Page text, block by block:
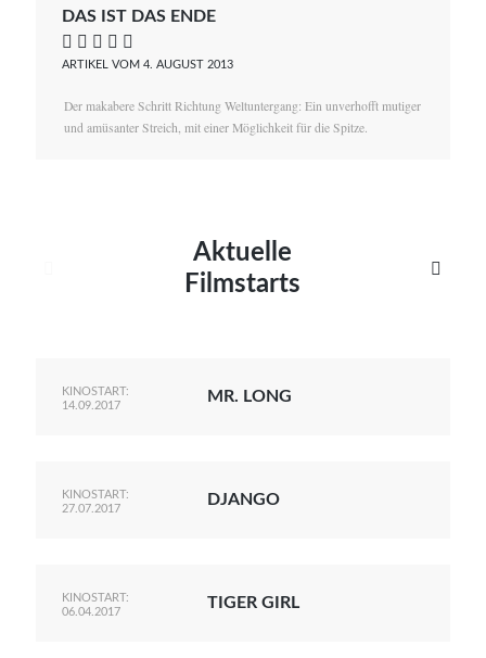
DAS IST DAS ENDE
    
ARTIKEL VOM 4. AUGUST 2013
Der makabere Schritt Richtung Weltuntergang: Ein unverhofft mutiger
und amüsanter Streich, mit einer Möglichkeit für die Spitze.
Aktuelle
Filmstarts

KINOSTART:
14.09.2017
MR. LONG
KINOSTART:
27.07.2017
DJANGO
KINOSTART:
06.04.2017
TIGER GIRL